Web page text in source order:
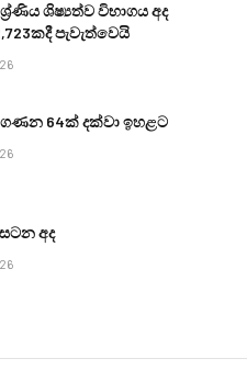
ශිෂ්‍යත්ව විභාගය අද
පැවැත්වෙයි
64ක් දක්වා ඉහළට
අද